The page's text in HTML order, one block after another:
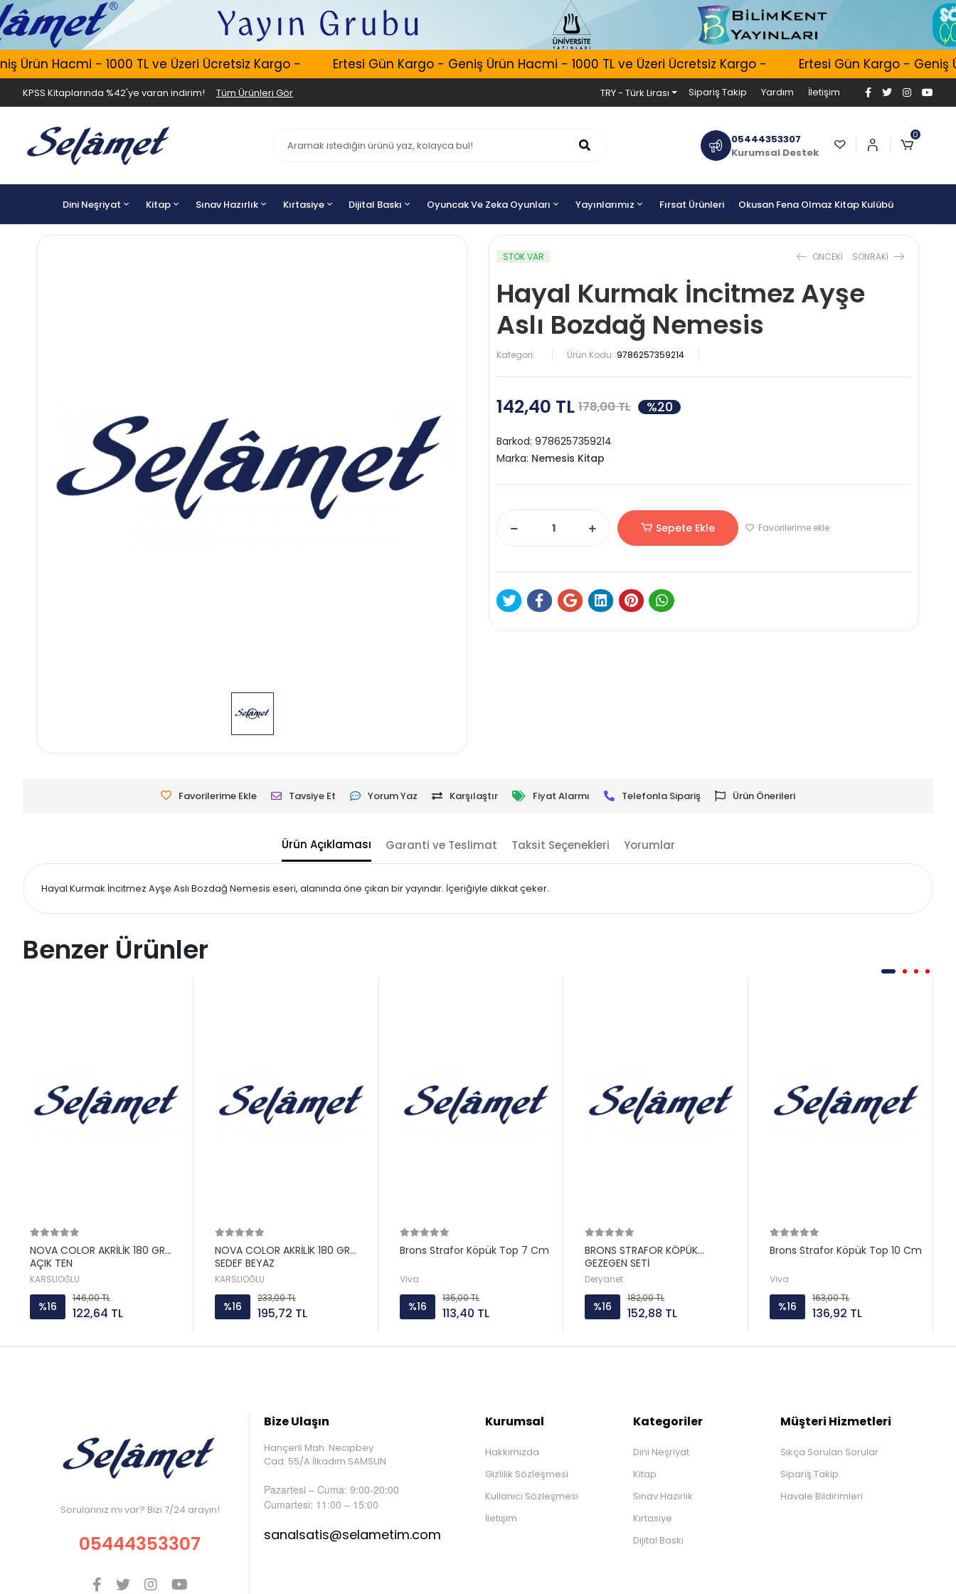
Hacmi - 1000 TL ve Üzeri Ücretsiz Kargo - Ertesi Gün Kargo - Geniş Ürün Hacmi - 1000 TL ve Üzeri Ücretsiz Kargo - Ertesi Gün Kargo - Geniş
KPSS Kitaplarında %42'ye varan indirim! Tüm Ürünleri Gör TRY - Türk Lirası Sipariş Takip Yardım İletişim
05444353307
Kurumsal Destek
0
Dini Neşriyat Kitap Sınav Hazırlık Kırtasiye Dijital Baskı Oyuncak Ve Zeka Oyunları Yayınlarımız Fırsat Ürünleri Okusan Fena Olmaz Kitap Kulübü
STOK VAR ONCEKI SONRAKI
Hayal Kurmak İncitmez Ayşe
Aslı Bozdağ Nemesis
Kategori: Ürün Kodu: 9786257359214
142,40 TL 178,00 TL %20
Barkod: 9786257359214
Marka: Nemesis Kitap
Sepete Ekle Favorilerime ekle
Favorilerime Ekle Tavsiye Et Yorum Yaz Karşılaştır Fiyat Alarmı Telefonla Sipariş Ürün Önerileri
Ürün Açıklaması Garanti ve Teslimat Taksit Seçenekleri Yorumlar
Hayal Kurmak İncitmez Ayşe Aslı Bozdağ Nemesis eseri, alanında öne çıkan bir yayındır. İçeriğiyle dikkat çeker.
Benzer Ürünler
NOVA COLOR AKRİLİK 180 GR
AÇIK TEN
KARSLIOĞLU
%16
146,00 TL
122,64 TL
NOVA COLOR AKRİLİK 180 GR
SEDEF BEYAZ
KARSLIOĞLU
%16
233,00 TL
195,72 TL
Brons Strafor Köpük Top 7 Cm
Viva
%16
135,00 TL
113,40 TL
BRONS STRAFOR KÖPÜK
GEZEGEN SETİ
Deryanet
%16
182,00 TL
152,88 TL
Brons Strafor Köpük Top 10 Cm
Viva
%16
163,00 TL
136,92 TL
Sorularınız mı var? Bizi 7/24 arayın!
05444353307
Bize Ulaşın
Hançerli Mah. Necipbey
Cad. 55/A İlkadım SAMSUN
Pazartesi – Cuma: 9:00-20:00
Cumartesi: 11:00 – 15:00
sanalsatis@selametim.com
Kurumsal
Hakkımızda
Gizlilik Sözleşmesi
Kullanıcı Sözleşmesi
İletişim
Kategoriler
Dini Neşriyat
Kitap
Sınav Hazırlık
Kırtasiye
Dijital Baskı
Müşteri Hizmetleri
Sıkça Sorulan Sorular
Sipariş Takip
Havale Bildirimleri